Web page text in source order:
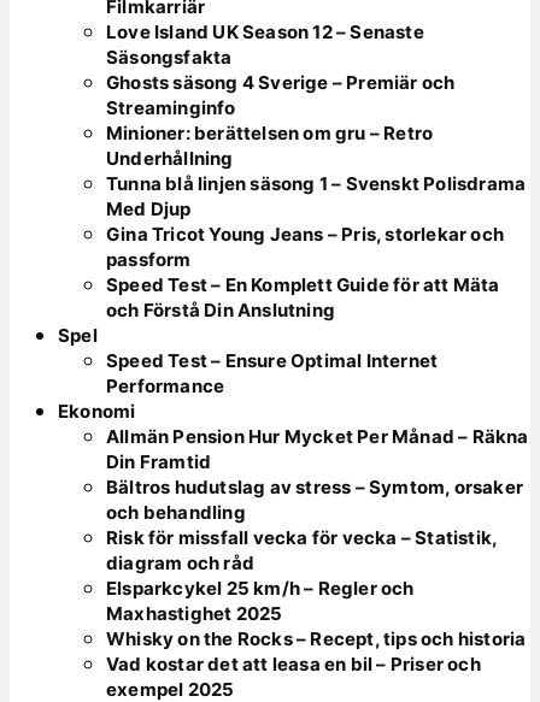
Filmkarriär
Love Island UK Season 12 – Senaste
Säsongsfakta
Ghosts säsong 4 Sverige – Premiär och
Streaminginfo
Minioner: berättelsen om gru – Retro
Underhållning
Tunna blå linjen säsong 1 – Svenskt Polisdrama
Med Djup
Gina Tricot Young Jeans – Pris, storlekar och
passform
Speed Test – En Komplett Guide för att Mäta
och Förstå Din Anslutning
Spel
Speed Test – Ensure Optimal Internet
Performance
Ekonomi
Allmän Pension Hur Mycket Per Månad – Räkna
Din Framtid
Bältros hudutslag av stress – Symtom, orsaker
och behandling
Risk för missfall vecka för vecka – Statistik,
diagram och råd
Elsparkcykel 25 km/h – Regler och
Maxhastighet 2025
Whisky on the Rocks – Recept, tips och historia
Vad kostar det att leasa en bil – Priser och
exempel 2025